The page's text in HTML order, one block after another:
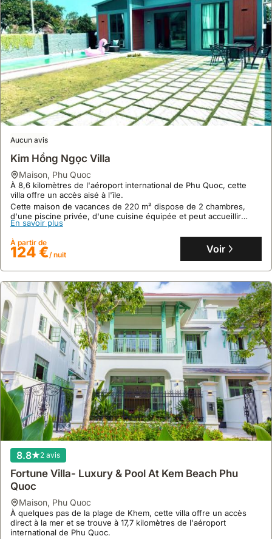
Aucun avis
Kim Hồng Ngọc Villa
maison, Phu Quoc
À 8,6 kilomètres de l'aéroport international de Phu Quoc, cette
villa offre un accès aisé à l'île.
Cette maison de vacances de 220 m² dispose de 2 chambres,
d'une piscine privée, d'une cuisine équipée et peut accueillir
jusqu'à 7 personnes, offrant une location de villa confortable.
En savoir plus
À partir de
124 €/ nuit Voir
8.8 2 avis
Fortune Villa- Luxury & Pool At Kem Beach Phu
Quoc
maison, Phu Quoc
À quelques pas de la plage de Khem, cette villa offre un accès
direct à la mer et se trouve à 17,7 kilomètres de l'aéroport
international de Phu Quoc.